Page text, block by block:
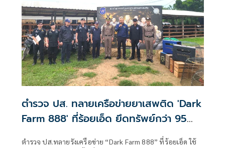
ตำรวจ ปส. ทลายเครือข่ายยาเสพติด 'Dark
Farm 888' ที่ร้อยเอ็ด ยึดทรัพย์กว่า 95
ตำรวจ ปส.ทลายรังเครือข่าย “Dark Farm 888” ที่ร้อยเอ็ด ใช้